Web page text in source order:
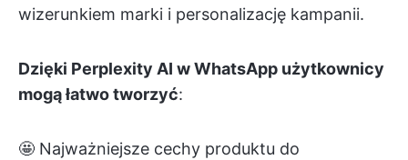
wizerunkiem marki i personalizację kampanii.
Dzięki Perplexity AI w WhatsApp użytkownicy
mogą łatwo tworzyć:
🤩 Najważniejsze cechy produktu do